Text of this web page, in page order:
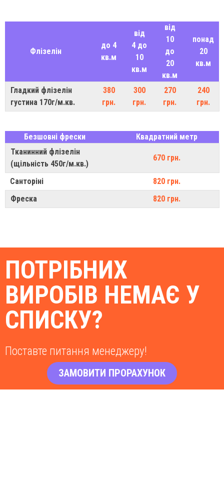
Флізелін
до 4
кв.м
від
4 до
10
кв.м
від
10
до
20
кв.м
понад
20
кв.м
Гладкий флізелін
густина 170г/м.кв.
380
грн.
300
грн.
270
грн.
240
грн.
Безшовні фрески
Квадратний метр
Тканинний флізелін
(щільність 450г/м.кв.)
670 грн.
Санторіні
820 грн.
Фреска
820 грн.
ПОТРІБНИХ
ВИРОБІВ НЕМАЄ У
СПИСКУ?
Поставте питання менеджеру!
ЗАМОВИТИ ПРОРАХУНОК